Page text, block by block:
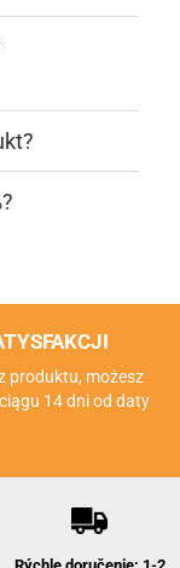
produktu, możesz
14 dni od daty